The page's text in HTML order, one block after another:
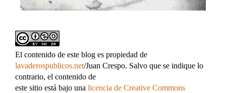
El contenido de este blog es propiedad de
lavaderospublicos.net/Juan Crespo. Salvo que se indique lo
contrario, el contenido de
este sitio está bajo una licencia de Creative Commons